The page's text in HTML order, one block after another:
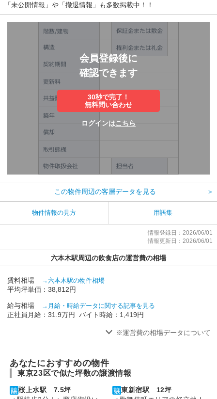
「未公開情報」や「撤退情報」も多数掲載中！！
会員登録後に
確認できます
30秒で完了！
無料問い合わせ
ログインはこちら
この物件周辺の客層データを見る ＞
物件情報の見方 用語集
情報登録日：2026/06/01
情報更新日：2026/06/01
六本木駅周辺の飲食店の運営費の相場
賃料相場 →六本木駅の物件相場
平均坪単価：38,812円
給与相場 →月給・時給データに関する記事を見る
正社員月給：31.9万円 バイト時給：1,419円
※運営費の相場データについて
あなたにおすすめの物件
東京23区で似た坪数の譲渡情報
桜上水駅 7.5坪
東新宿駅 12坪